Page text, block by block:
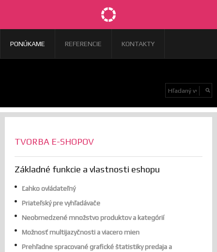
PONÚKAME REFERENCIE KONTAKTY
TVORBA E-SHOPOV
Základné funkcie a vlastnosti eshopu
Ľahko ovládateľný
Priateľský pre vyhľadávače
Neobmedzené množstvo produktov a kategórií
Možnosť multijazyčnosti a viacero mien
Prehľadne spracované grafické štatistiky predaja a